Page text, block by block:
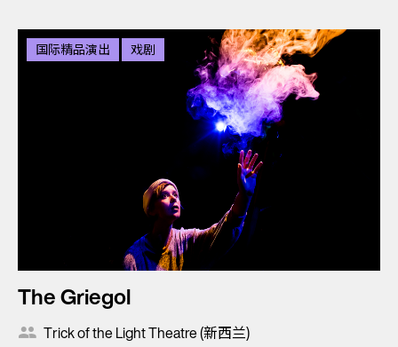
国际精品演出 戏剧
The Griegol
Trick of the Light Theatre (新西兰)